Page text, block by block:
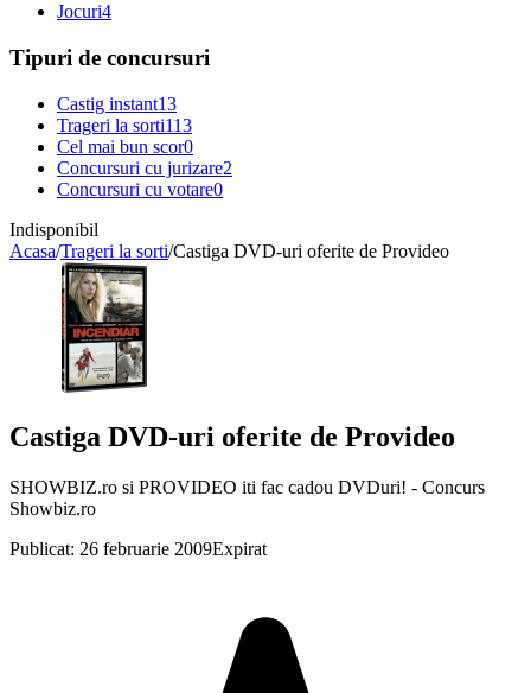
Jocuri4
Tipuri de concursuri
Castig instant13
Trageri la sorti113
Cel mai bun scor0
Concursuri cu jurizare2
Concursuri cu votare0
Indisponibil
Acasa/Trageri la sorti/Castiga DVD-uri oferite de Provideo
Castiga DVD-uri oferite de Provideo
SHOWBIZ.ro si PROVIDEO iti fac cadou DVDuri! - Concurs
Showbiz.ro
Publicat: 26 februarie 2009Expirat